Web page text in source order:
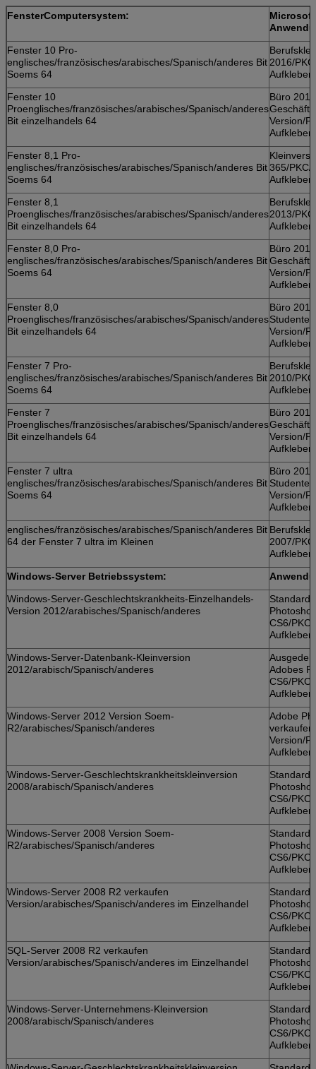
FensterComputersystem:
Fenster 10 Pro-
englisches/französisches/arabisches/Spanisch/anderes Bit
Soems 64
2016/
Aufkleber
Fenster 10
Proenglisches/französisches/arabisches/Spanisch/anderes
Bit einzelhandels 64
Büro
Version/
Aufkleber
Fenster 8,1 Pro-
englisches/französisches/arabisches/Spanisch/anderes Bit
Soems 64
365/PKC/
Aufkleber
Fenster 8,1
Proenglisches/französisches/arabisches/Spanisch/anderes
Bit einzelhandels 64
2013/
Aufkleber
Fenster 8,0 Pro-
englisches/französisches/arabisches/Spanisch/anderes Bit
Soems 64
Büro
Version/
Aufkleber
Fenster 8,0
Proenglisches/französisches/arabisches/Spanisch/anderes
Bit einzelhandels 64
Büro
Version/
Aufkleber
Fenster 7 Pro-
englisches/französisches/arabisches/Spanisch/anderes Bit
Soems 64
2010/
Aufkleber
Fenster 7
Proenglisches/französisches/arabisches/Spanisch/anderes
Bit einzelhandels 64
Büro
Version/
Aufkleber
Fenster 7 ultra
englisches/französisches/arabisches/Spanisch/anderes Bit
Soems 64
Büro
Version/
Aufkleber
englisches/französisches/arabisches/Spanisch/anderes Bit
64 der Fenster 7 ultra im Kleinen
2007/
Aufkleber
Windows-Server Betriebssystem:
Windows-Server-Geschlechtskrankheits-Einzelhandels-
Version 2012/arabisches/Spanisch/anderes
CS6/
Aufkleber
Windows-Server-Datenbank-Kleinversion
2012/arabisch/Spanisch/anderes
Adobes
CS6/
Aufkleber
Windows-Server 2012 Version Soem-
R2/arabisches/Spanisch/anderes
Adobe
verkaufen
Version/
Aufkleber
Windows-Server-Geschlechtskrankheitskleinversion
2008/arabisch/Spanisch/anderes
CS6/
Aufkleber
Windows-Server 2008 Version Soem-
R2/arabisches/Spanisch/anderes
CS6/
Aufkleber
Windows-Server 2008 R2 verkaufen
Version/arabisches/Spanisch/anderes im Einzelhandel
CS6/
Aufkleber
SQL-Server 2008 R2 verkaufen
Version/arabisches/Spanisch/anderes im Einzelhandel
CS6/
Aufkleber
Windows-Server-Unternehmens-Kleinversion
2008/arabisch/Spanisch/anderes
CS6/
Aufkleber